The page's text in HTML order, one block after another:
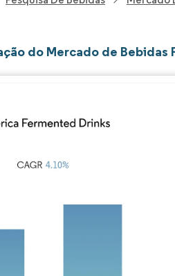
do Mercado de Bebidas